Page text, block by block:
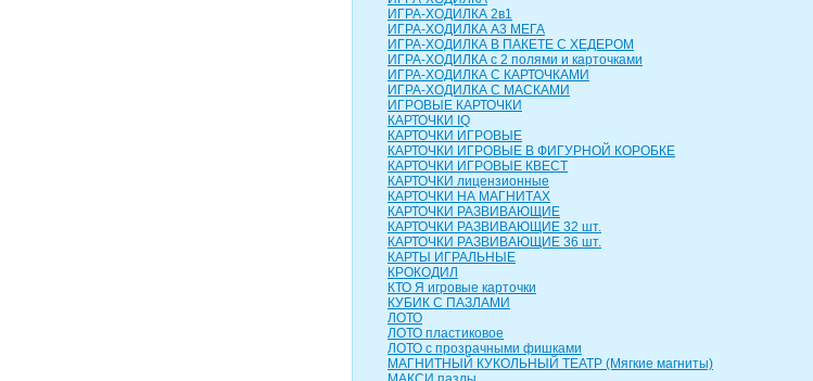
ИГРА-ХОДИЛКА 2в1
ИГРА-ХОДИЛКА А3 МЕГА
ИГРА-ХОДИЛКА В ПАКЕТЕ С ХЕДЕРОМ
ИГРА-ХОДИЛКА с 2 полями и карточками
ИГРА-ХОДИЛКА С КАРТОЧКАМИ
ИГРА-ХОДИЛКА С МАСКАМИ
ИГРОВЫЕ КАРТОЧКИ
КАРТОЧКИ IQ
КАРТОЧКИ ИГРОВЫЕ
КАРТОЧКИ ИГРОВЫЕ В ФИГУРНОЙ КОРОБКЕ
КАРТОЧКИ ИГРОВЫЕ КВЕСТ
КАРТОЧКИ лицензионные
КАРТОЧКИ НА МАГНИТАХ
КАРТОЧКИ РАЗВИВАЮЩИЕ
КАРТОЧКИ РАЗВИВАЮЩИЕ 32 шт.
КАРТОЧКИ РАЗВИВАЮЩИЕ 36 шт.
КАРТЫ ИГРАЛЬНЫЕ
КРОКОДИЛ
КТО Я игровые карточки
КУБИК С ПАЗЛАМИ
ЛОТО
ЛОТО пластиковое
ЛОТО с прозрачными фишками
МАГНИТНЫЙ КУКОЛЬНЫЙ ТЕАТР (Мягкие магниты)